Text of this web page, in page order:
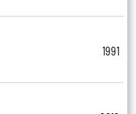
1991